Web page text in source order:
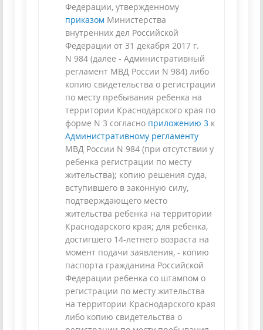
Федерации, утвержденному
приказом Министерства
внутренних дел Российской
Федерации от 31 декабря 2017 г.
N 984 (далее - Административный
регламент МВД России N 984) либо
копию свидетельства о регистрации
по месту пребывания ребенка на
территории Краснодарского края по
форме N 3 согласно приложению 3 к
Административному регламенту
МВД России N 984 (при отсутствии у
ребенка регистрации по месту
жительства); копию решения суда,
вступившего в законную силу,
подтверждающего место
жительства ребенка на территории
Краснодарского края; для ребенка,
достигшего 14-летнего возраста на
момент подачи заявления, - копию
паспорта гражданина Российской
Федерации ребенка со штампом о
регистрации по месту жительства
на территории Краснодарского края
либо копию свидетельства о